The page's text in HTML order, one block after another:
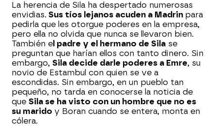
La herencia de Sila ha despertado numerosas
envidias. Sus tíos lejanos acuden a Madrin para
pedirla que les otorgue poderes en la empresa,
pero ella no olvida que nunca se llevaron bien.
También e l padre y el hermano de Sila se
preguntan que harían ellos con tanto dinero. Sin
embargo, Sila decide darle poderes a Emre, su
novio de Estambul con quien se ve a
escondidas. Sin embargo, en un pueblo tan
pequeño, no tarda en conocerse la noticia de
que Sila se ha visto con un hombre que no es
su marido y Boran cuando se entera, monta en
cólera.